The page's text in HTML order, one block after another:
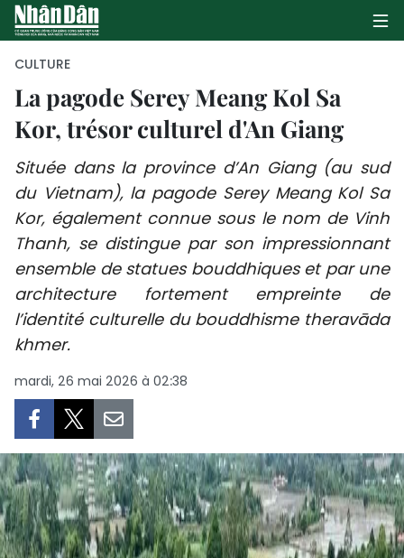
PAGE D'ACCUEIL
POLITIQUE
ÉCONOMIE
SOCIÉTÉ
CULTURE
ENVIRONNEMENT
FRANCOPHONIE
PAYS NATAL
CULTURE
La pagode Serey Meang Kol Sa
Kor, trésor culturel d'An Giang
Située dans la province d’An Giang (au sud
du Vietnam), la pagode Serey Meang Kol Sa
Kor, également connue sous le nom de Vinh
Thanh, se distingue par son impressionnant
ensemble de statues bouddhiques et par une
architecture fortement empreinte de
l’identité culturelle du bouddhisme theravāda
khmer.
mardi, 26 mai 2026 à 02:38